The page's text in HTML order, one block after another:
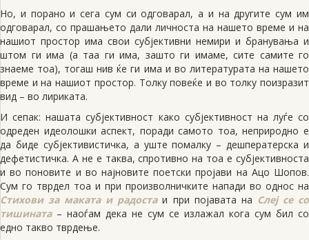
Но, и порано и сега сум си одговарал, а и на другите сум им
одговарал, со прашањето дали личноста на нашето време и на
нашиот простор има свои субјективни немири и бранувања и
штом ги има (а таа ги има, зашто ги имаме, сите самите го
знаеме тоа), тогаш нив ќе ги има и во литературата на нашето
време и на нашиот простор. Толку повеќе и во толку поизразит
вид – во лириката.
И сепак: нашата субјективност како субјективност на луѓе со
одреден идеолошки аспект, поради самото тоа, неприродно е
да биде субјективистичка, а уште помалку – дешператерска и
дефетистичка. А не е таква, спротивно на тоа е субјективноста
и во поновите и во најновите поетски пројави на Ацо Шопов.
Сум го тврдел тоа и при произволничките напади во однос на
Стихови за маката и радоста и при појавата на Слеј се со
тишината – наоѓам дека не сум се излажал кога сум бил со
едно такво тврдење.